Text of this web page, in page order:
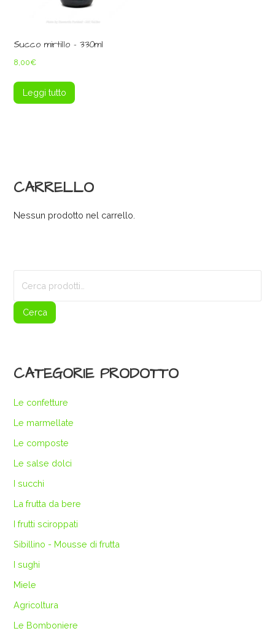
Succo mirtillo – 330ml
8,00€
Leggi tutto
CARRELLO
Nessun prodotto nel carrello.
Cerca
CATEGORIE PRODOTTO
Le confetture
Le marmellate
Le composte
Le salse dolci
I succhi
La frutta da bere
I frutti sciroppati
Sibillino - Mousse di frutta
I sughi
Miele
Agricoltura
Le Bomboniere